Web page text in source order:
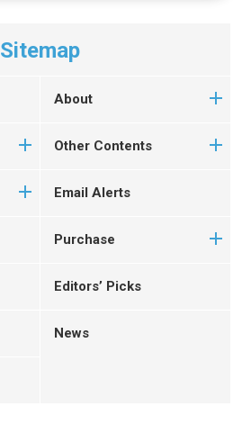
Sitemap
About
Other Contents
Email Alerts
Purchase
Editors’ Picks
News